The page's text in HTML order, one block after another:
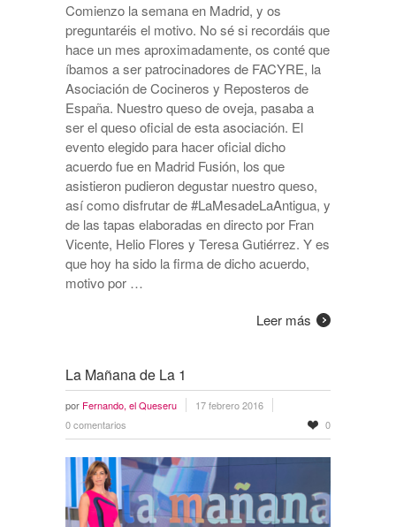
Comienzo la semana en Madrid, y os
preguntaréis el motivo. No sé si recordáis que
hace un mes aproximadamente, os conté que
íbamos a ser patrocinadores de FACYRE, la
Asociación de Cocineros y Reposteros de
España. Nuestro queso de oveja, pasaba a
ser el queso oficial de esta asociación. El
evento elegido para hacer oficial dicho
acuerdo fue en Madrid Fusión, los que
asistieron pudieron degustar nuestro queso,
así como disfrutar de #LaMesadeLaAntigua, y
de las tapas elaboradas en directo por Fran
Vicente, Helio Flores y Teresa Gutiérrez. Y es
que hoy ha sido la firma de dicho acuerdo,
motivo por …
Leer más
La Mañana de La 1
por Fernando, el Queseru
17 febrero 2016
0 comentarios
0